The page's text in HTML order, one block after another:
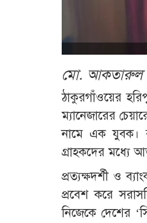
মো. আকতারুল
ঠাকুরগাঁওয়ের
ম্যানেজারের
নামে এক যুবক।
গ্রাহকদের মধ্যে
প্রত্যক্ষদর্শী ও
প্রবেশ করে
নিজেকে দেশের